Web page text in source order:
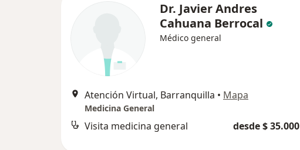
Dr. Javier Andres
Cahuana Berrocal
Médico general
Atención Virtual, Barranquilla • Mapa
Medicina General
Visita medicina general desde $ 35.000